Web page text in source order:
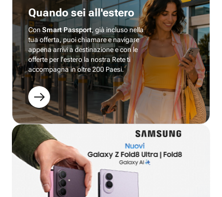
Quando sei all'estero
ConSmart Passport, già incluso nella
tua offerta, puoi chiamare e navigare
appena arrivi a destinazione e con le
offerte per l’estero la nostra Rete ti
accompagna in oltre 200 Paesi.